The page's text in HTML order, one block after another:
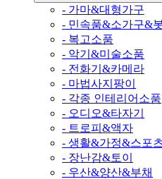
- 가마&대형가구
- 민속품&소가구&
- 복고소품
- 악기&미술소품
- 전화기&카메라
- 마법사지팡이
- 각종 인테리어소품
- 오디오&타자기
- 트로피&액자
- 생활&가정&스포
- 장난감&토이
- 우산&양산&부채